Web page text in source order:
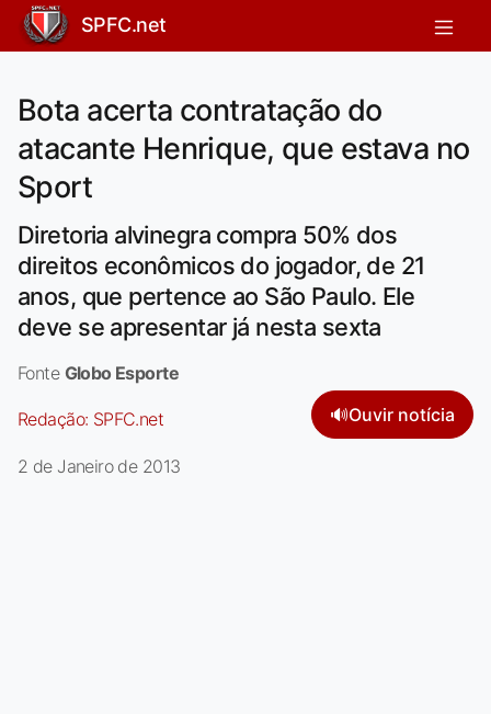
SPFC.net
Bota acerta contratação do
atacante Henrique, que estava no
Sport
Diretoria alvinegra compra 50% dos
direitos econômicos do jogador, de 21
anos, que pertence ao São Paulo. Ele
deve se apresentar já nesta sexta
Fonte Globo Esporte
Redação: SPFC.net 🔊Ouvir notícia
2 de Janeiro de 2013